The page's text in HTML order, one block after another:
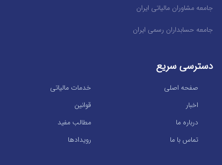
جامعه مشاوران مالیاتی ایران
جامعه حسابداران رسمی ایران
دسترسی سریع
خدمات مالیاتی
صفحه اصلی
قوانین
اخبار
مطالب مفید
درباره ما
رویدادها
تماس با ما